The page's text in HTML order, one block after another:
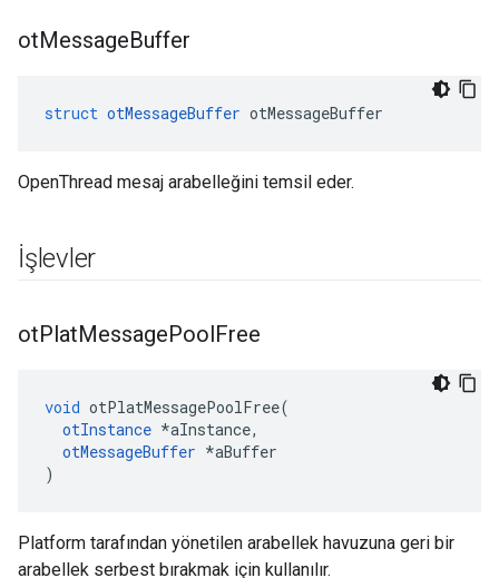
otMessageBuffer
struct otMessageBuffer otMessageBuffer
OpenThread mesaj arabelleğini temsil eder.
İşlevler
otPlatMessagePoolFree
void otPlatMessagePoolFree(
otInstance *aInstance,
otMessageBuffer *aBuffer
)
Platform tarafından yönetilen arabellek havuzuna geri bir
arabellek serbest bırakmak için kullanılır.